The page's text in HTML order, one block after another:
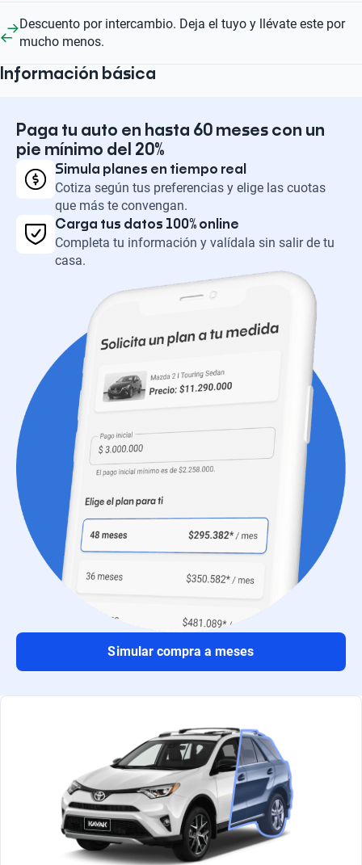
Descuento por intercambio. Deja el tuyo y llévate este por
mucho menos.
Información básica
Paga tu auto en hasta 60 meses con un
pie mínimo del 20%
Simula planes en tiempo real
Cotiza según tus preferencias y elige las cuotas
que más te convengan.
Carga tus datos 100% online
Completa tu información y valídala sin salir de tu
casa.
Simular compra a meses